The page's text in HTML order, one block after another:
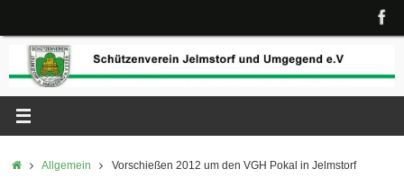
springen
StartAllgemein Vorschießen 2012 um den VGH Pokal in Jelmstorf